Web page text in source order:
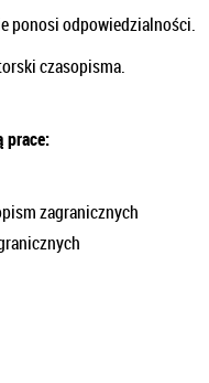
ponosi odpowiedzialności.
czasopisma.
prace:
zagranicznych